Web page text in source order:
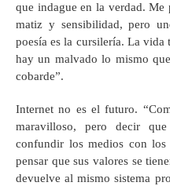
que indague en la verdad. Me
matiz y sensibilidad, pero
poesía es la cursilería. La vida
hay un malvado lo mismo
cobarde”.
Internet no es el futuro.
maravilloso, pero decir
confundir los medios con
pensar que sus valores se
devuelve al mismo sistema